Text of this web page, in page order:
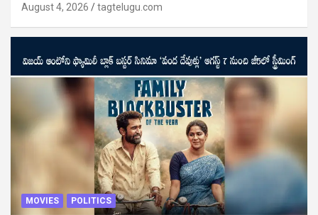
August 4, 2026 tagtelugu.com
MOVIES POLITICS